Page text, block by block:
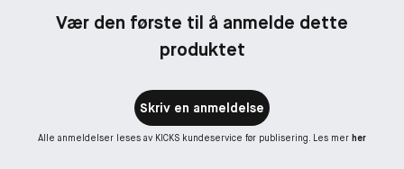
Vær den første til å anmelde dette
produktet
Skriv en anmeldelse
Alle anmeldelser leses av KICKS kundeservice før publisering. Les mer her